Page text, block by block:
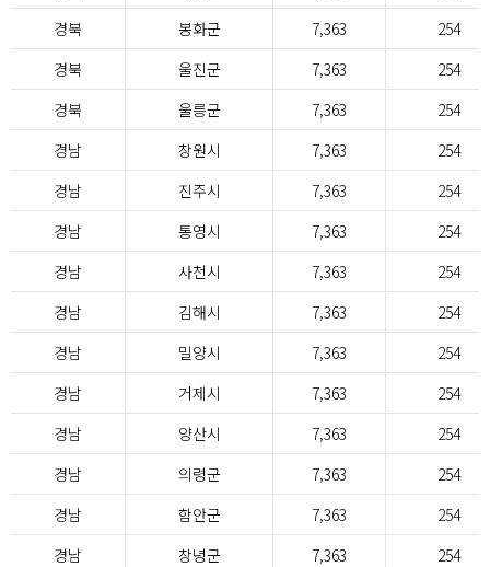
경북
봉화군 7,363
254
경북
울진군 7,363
254
경북
울릉군 7,363
254
경남
창원시 7,363
254
경남
진주시 7,363
254
경남
통영시 7,363
254
경남
사천시 7,363
254
경남
김해시 7,363
254
경남
밀양시 7,363
254
경남
거제시 7,363
254
경남
양산시 7,363
254
경남
의령군 7,363
254
경남
함안군 7,363
254
경남
창녕군 7,363
254